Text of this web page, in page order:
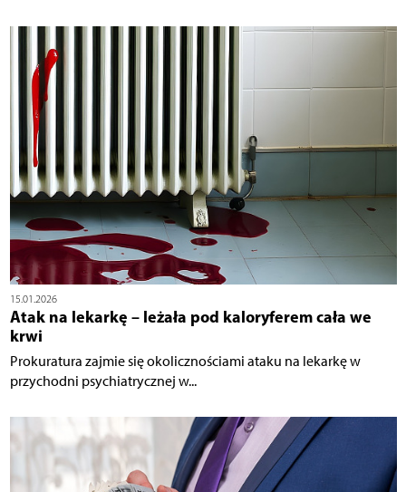
15.01.2026
Atak na lekarkę – leżała pod kaloryferem cała we
krwi
Prokuratura zajmie się okolicznościami ataku na lekarkę w
przychodni psychiatrycznej w...